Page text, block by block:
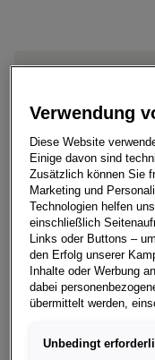
elektrifizierte
vernetztes
› ŠKODA
Fahrzeug in
von ŠKODA
› ŠKODA
mit Plug-in-
Verwendung
Diese Website
Einige davon sind
Zusätzlich können Sie
Marketing und
Technologien helfen
einschließlich
Links oder Buttons –
den Erfolg unserer
Inhalte oder Werbung
dabei
übermittelt werden,
(z. B. E Mail Adresse
Unbedingt